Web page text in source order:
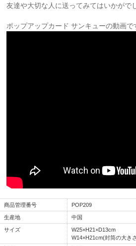
友達や大切な人に送ってみてはいかがで
ポップアップカード サンキューの動画で
商品管理番号 POP209
生産地 中国
サイズ
W25×H21×D13cm
W14×H21cm(封筒の大きさ